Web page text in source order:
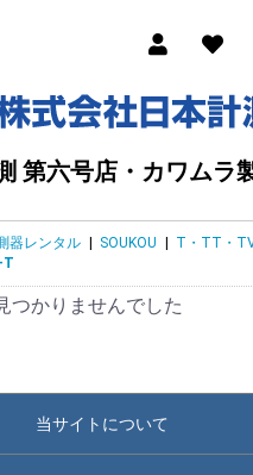
第六号店・カワムラ
器レンタル SOUKOU T・TT・
T
つかりませんでした
当サイトについて